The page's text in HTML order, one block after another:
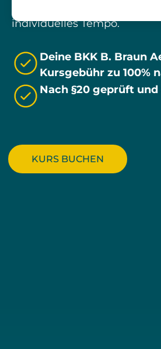
bequem von zuhause aus
individuelles Tempo.
Deine BKK B. Braun
Kursgebühr zu 100%
Nach §20 geprüft
KURS BUCHEN